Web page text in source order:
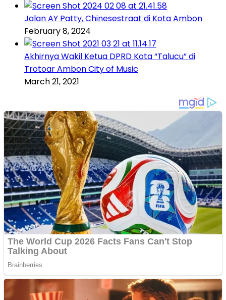
Jalan AY Patty, Chinesestraat di Kota Ambon
February 8, 2024
Akhirnya Wakil Ketua DPRD Kota “Talucu” di
Trotoar Ambon City of Music
March 21, 2021